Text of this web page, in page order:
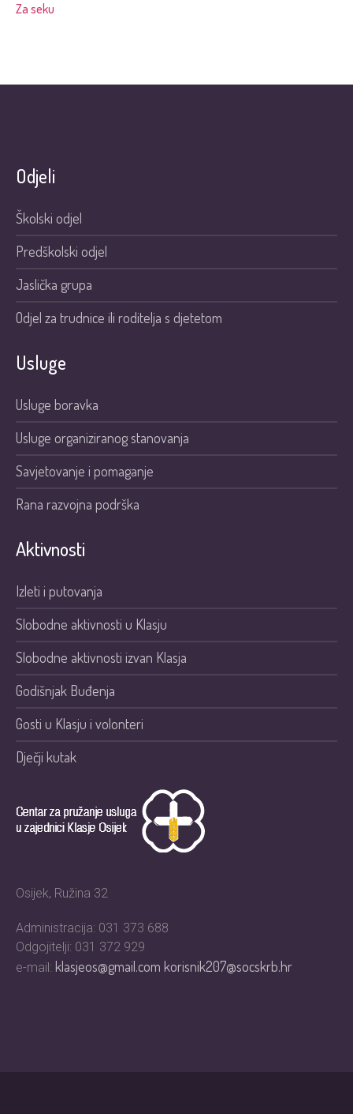
Za seku
Odjeli
Školski odjel
Predškolski odjel
Jaslička grupa
Odjel za trudnice ili roditelja s djetetom
Usluge
Usluge boravka
Usluge organiziranog stanovanja
Savjetovanje i pomaganje
Rana razvojna podrška
Aktivnosti
Izleti i putovanja
Slobodne aktivnosti u Klasju
Slobodne aktivnosti izvan Klasja
Godišnjak Buđenja
Gosti u Klasju i volonteri
Dječji kutak
Osijek, Ružina 32
Administracija: 031 373 688
Odgojitelji: 031 372 929
e-mail: klasjeos@gmail.comkorisnik207@socskrb.hr